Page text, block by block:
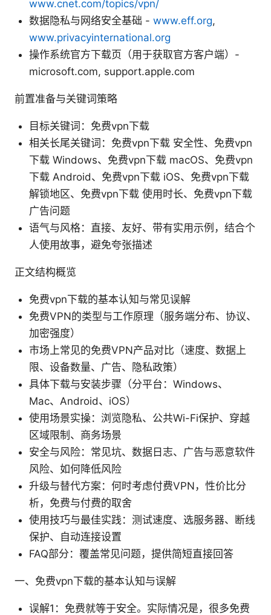
www.cnet.com/topics/vpn/
数据隐私与网络安全基础 - www.eff.org,
www.privacyinternational.org
操作系统官方下载页（用于获取官方客户端）-
microsoft.com, support.apple.com
前置准备与关键词策略
目标关键词：免费vpn下载
相关长尾关键词：免费vpn下载 安全性、免费vpn
下载 Windows、免费vpn下载 macOS、免费vpn
下载 Android、免费vpn下载 iOS、免费vpn下载
解锁地区、免费vpn下载 使用时长、免费vpn下载
广告问题
语气与风格：直接、友好、带有实用示例，结合个
人使用故事，避免夸张描述
正文结构概览
免费vpn下载的基本认知与常见误解
免费VPN的类型与工作原理（服务端分布、协议、
加密强度）
市场上常见的免费VPN产品对比（速度、数据上
限、设备数量、广告、隐私政策）
具体下载与安装步骤（分平台：Windows、
Mac、Android、iOS）
使用场景实操：浏览隐私、公共Wi-Fi保护、穿越
区域限制、商务场景
安全与风险：常见坑、数据日志、广告与恶意软件
风险、如何降低风险
升级与替代方案：何时考虑付费VPN，性价比分
析，免费与付费的取舍
使用技巧与最佳实践：测试速度、选服务器、断线
保护、自动连接设置
FAQ部分：覆盖常见问题，提供简短直接回答
一、免费vpn下载的基本认知与误解
误解1：免费就等于安全。实际情况是，很多免费